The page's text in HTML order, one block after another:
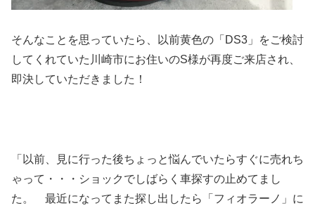
そんなことを思っていたら、以前黄色の「DS3」をご検討
してくれていた川崎市にお住いのS様が再度ご来店され、
即決していただきました！
「以前、見に行った後ちょっと悩んでいたらすぐに売れち
ゃって・・・ショックでしばらく車探すの止めてまし
た。 最近になってまた探し出したら「フィオラーノ」に